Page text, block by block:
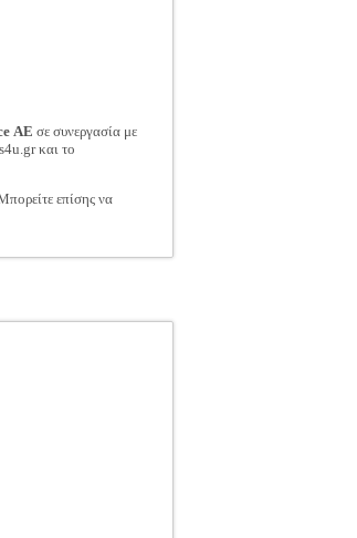
ΑΕ σε συνεργασία με
και το
επίσης να